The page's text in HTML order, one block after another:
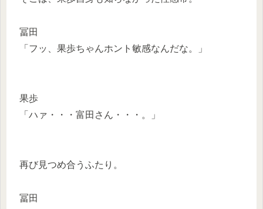
冨田
「フッ、果歩ちゃんホント敏感なんだな。」
果歩
「ハァ・・・富田さん・・・。」
再び見つめ合うふたり。
冨田